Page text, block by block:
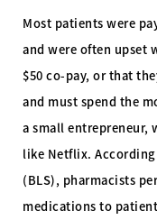
Most patients were
and were often upset
$50 co-pay, or that
and must spend the
a small entrepreneur,
like Netflix.
(BLS), pharmacists
medications to